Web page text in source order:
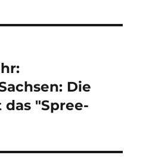
Die
das "Spree-